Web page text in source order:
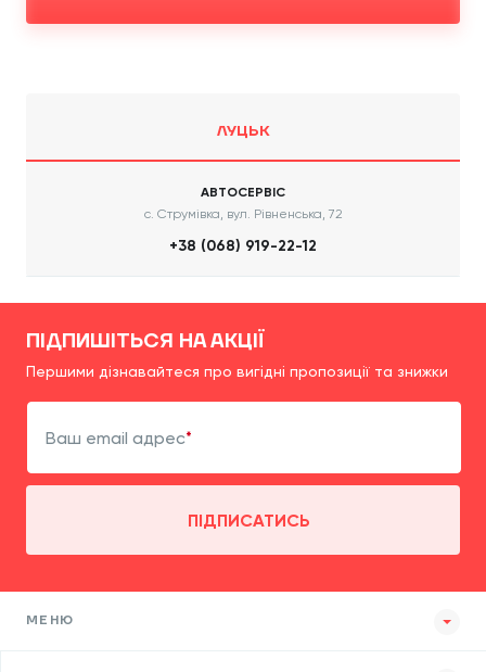
ЛУЦЬК
АВТОСЕРВІС
с. Струмівка, вул. Рівненська, 72
+38 (068) 919-22-12
ПІДПИШІТЬСЯ НА АКЦІЇ
Першими дізнавайтеся про вигідні пропозиції та знижки
Ваш email адрес
ПІДПИСАТИСЬ
МЕНЮ